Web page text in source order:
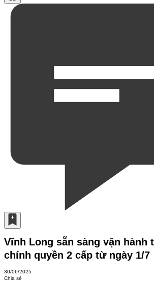
Vĩnh Long sẵn sàng vận hành
chính quyền 2 cấp từ ngày 1/7
30/06/2025
Chia sẻ